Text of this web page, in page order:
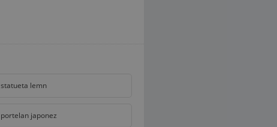
statueta lemn
portelan japonez